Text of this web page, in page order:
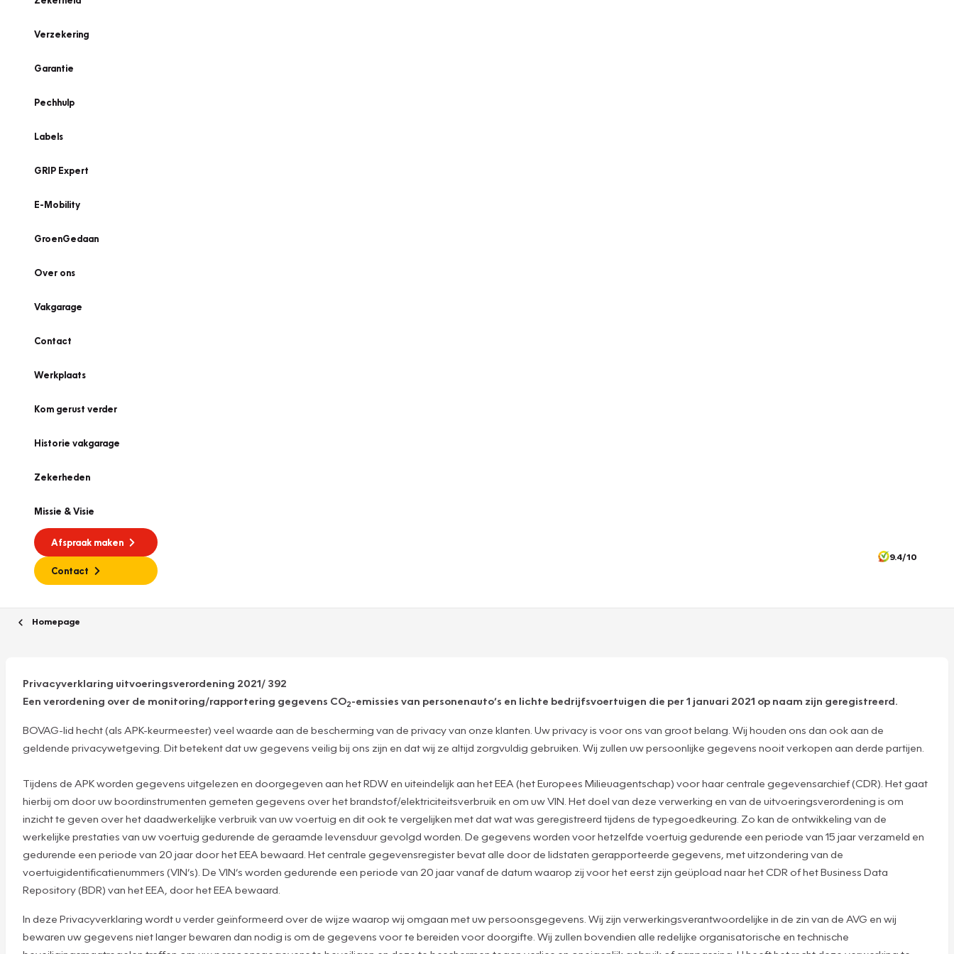
Verzekering
Garantie
Pechhulp
Labels
GRIP Expert
E-Mobility
GroenGedaan
Over ons
Vakgarage
Contact
Werkplaats
Kom gerust verder
Historie vakgarage
Zekerheden
Missie & Visie
Afspraak maken
Contact
9.4/10
Homepage
Privacyverklaring uitvoeringsverordening 2021/ 392
Een verordening over de monitoring/rapportering gegevens CO2-emissies van personenauto’s en lichte bedrijfsvoertuigen die per 1 januari 2021 op naam zijn geregistreerd.
BOVAG-lid hecht (als APK-keurmeester) veel waarde aan de bescherming van de privacy van onze klanten. Uw privacy is voor ons van groot belang. Wij houden ons dan ook aan de
geldende privacywetgeving. Dit betekent dat uw gegevens veilig bij ons zijn en dat wij ze altijd zorgvuldig gebruiken. Wij zullen uw persoonlijke gegevens nooit verkopen aan derde partijen.
Tijdens de APK worden gegevens uitgelezen en doorgegeven aan het RDW en uiteindelijk aan het EEA (het Europees Milieuagentschap) voor haar centrale gegevensarchief (CDR). Het gaat
hierbij om door uw boordinstrumenten gemeten gegevens over het brandstof/elektriciteitsverbruik en om uw VIN. Het doel van deze verwerking en van de uitvoeringsverordening is om
inzicht te geven over het daadwerkelijke verbruik van uw voertuig en dit ook te vergelijken met dat wat was geregistreerd tijdens de typegoedkeuring. Zo kan de ontwikkeling van de
werkelijke prestaties van uw voertuig gedurende de geraamde levensduur gevolgd worden. De gegevens worden voor hetzelfde voertuig gedurende een periode van 15 jaar verzameld en
gedurende een periode van 20 jaar door het EEA bewaard. Het centrale gegevensregister bevat alle door de lidstaten gerapporteerde gegevens, met uitzondering van de
voertuigidentificatienummers (VIN’s). De VIN’s worden gedurende een periode van 20 jaar vanaf de datum waarop zij voor het eerst zijn geüpload naar het CDR of het Business Data
Repository (BDR) van het EEA, door het EEA bewaard.
In deze Privacyverklaring wordt u verder geïnformeerd over de wijze waarop wij omgaan met uw persoonsgegevens. Wij zijn verwerkingsverantwoordelijke in de zin van de AVG en wij
bewaren uw gegevens niet langer bewaren dan nodig is om de gegevens voor te bereiden voor doorgifte. Wij zullen bovendien alle redelijke organisatorische en technische